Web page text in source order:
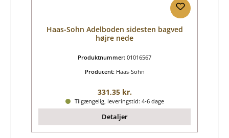
Haas-Sohn Adelboden sidesten bagved
højre nede
Produktnummer: 01016567
Producent: Haas-Sohn
Almindelig pris:
331,35 kr.
Tilgængelig, leveringstid: 4-6 dage
Detaljer